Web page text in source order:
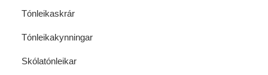
Tónleikaskrár
Tónleikakynningar
Skólatónleikar